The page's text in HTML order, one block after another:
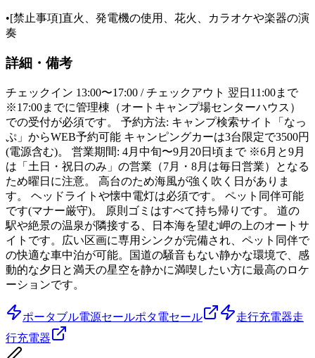
•[禁止事項]直火、発電機の使用、花火、カラオケや楽器の演
奏
詳細・備考
チェックイン 13:00〜17:00 / チェックアウト 翌日11:00まで
※17:00までに管理棟（オートキャンプ場センターハウス）
での受付が必須です。 予約方法: キャンプ検索サイト「なっ
ぷ」からWEB予約可能 キャンピングカーは3台限定で3500円
(電源含む)。 営業期間: 4月中旬〜9月20日頃まで ※6月と9月
は「土日・祝日のみ」の営業（7月・8月は毎日営業）となる
ため曜日に注意。 高台のため海風が強く吹く日がありま
す。 ヘッドライトや懐中電灯は必須です。 ペット同伴可能
です(マナー厳守)。 原則ゴミはすべて持ち帰りです。 道の
駅や絶景の温泉が隣接する、日本海を望む岬の上のオートサ
イトです。広い区画に専用シンクが完備され、ペット同伴で
の快適な車中泊が可能。国道の騒音もない静かな環境で、感
動的な夕日と満天の星空を静かに満喫したい方に最高のロケ
ーションです。
ポータブル電源セールポタ電セール 走行充電器走
行充電器